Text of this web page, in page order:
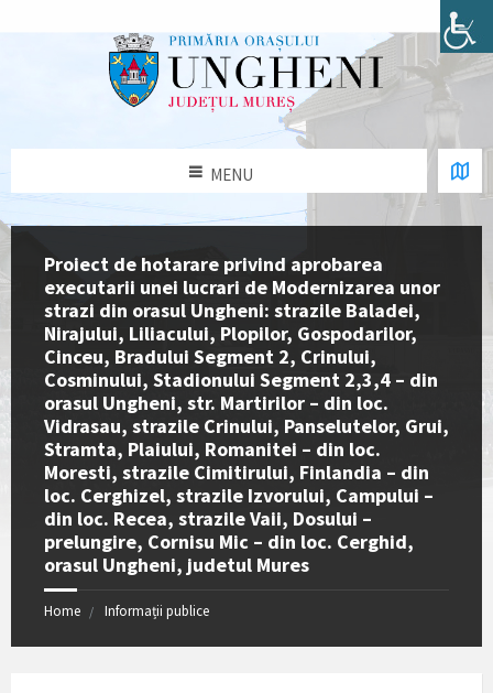
MENU
Proiect de hotarare privind aprobarea
executarii unei lucrari de Modernizarea unor
strazi din orasul Ungheni: strazile Baladei,
Nirajului, Liliacului, Plopilor, Gospodarilor,
Cinceu, Bradului Segment 2, Crinului,
Cosminului, Stadionului Segment 2,3,4 – din
orasul Ungheni, str. Martirilor – din loc.
Vidrasau, strazile Crinului, Panselutelor, Grui,
Stramta, Plaiului, Romanitei – din loc.
Moresti, strazile Cimitirului, Finlandia – din
loc. Cerghizel, strazile Izvorului, Campului –
din loc. Recea, strazile Vaii, Dosului –
prelungire, Cornisu Mic – din loc. Cerghid,
orasul Ungheni, judetul Mures
Home Informații publice